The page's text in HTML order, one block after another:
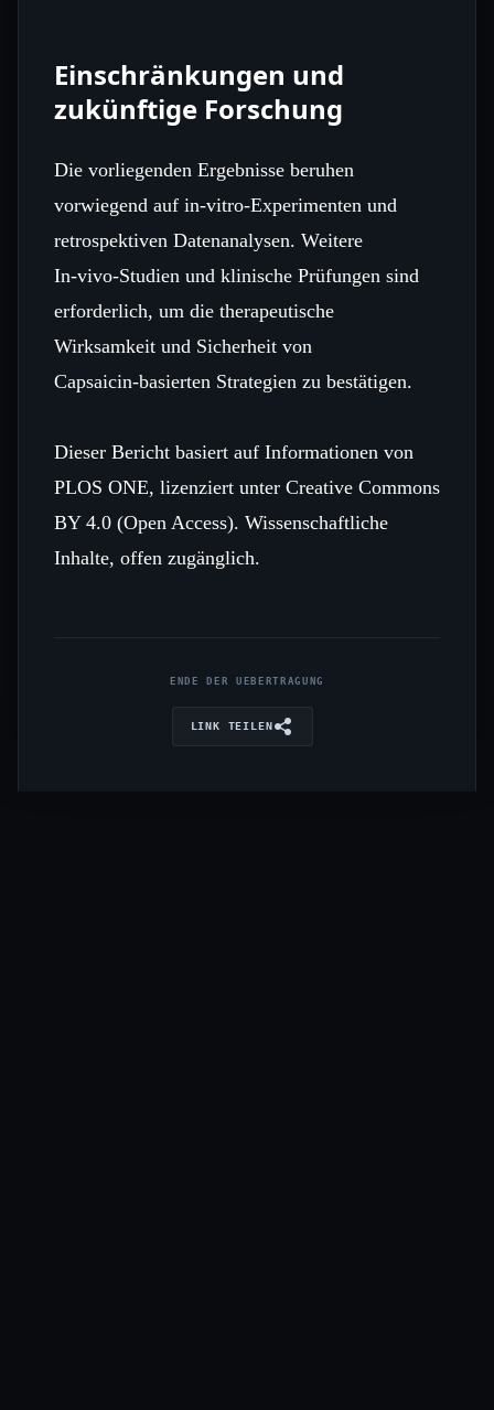
Einschränkungen und
zukünftige Forschung
Die vorliegenden Ergebnisse beruhen
vorwiegend auf in‑vitro‑Experimenten und
retrospektiven Datenanalysen. Weitere
In‑vivo‑Studien und klinische Prüfungen sind
erforderlich, um die therapeutische
Wirksamkeit und Sicherheit von
Capsaicin‑basierten Strategien zu bestätigen.
Dieser Bericht basiert auf Informationen von
PLOS ONE, lizenziert unter Creative Commons
BY 4.0 (Open Access). Wissenschaftliche
Inhalte, offen zugänglich.
ENDE DER UEBERTRAGUNG
LINK TEILEN